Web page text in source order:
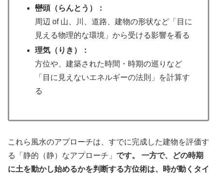
巒頭（らんとう）：
周辺 of 山、川、道路、建物の形状など「目に
見える物理的な環境」から受ける影響を看る
理気（りき）：
方位や、建築された時間・時期の巡りなど
「目に見えないエネルギーの法則」を計算す
る
これら風水のアプローチは、すでに完成した建物を評価す
る「静的（静）なアプローチ」 です。 一方で、どの時期
に土を動かし始めるかを判断する方位術は、時が動くタイ